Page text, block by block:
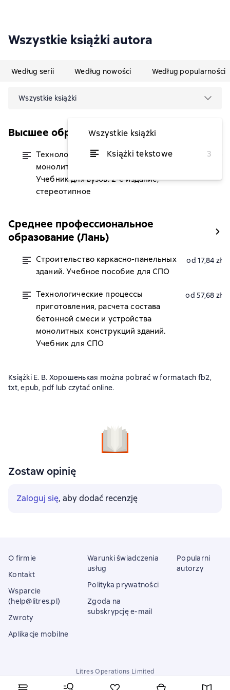
Wszystkie książki autora
Według serii Według nowości Według popularności
Wszystkie książki
Wszystkie książki
Książki tekstowe
3
Высшее образование (Лань)
Технологические процессы
монолитного строительства.
Учебник для вузов. 2-е издание,
стереотипное
od 46,98 zł
Среднее профессиональное
образование (Лань)
Строительство каркасно-панельных
зданий. Учебное пособие для СПО
od 17,84 zł
Технологические процессы
приготовления, расчета состава
бетонной смеси и устройства
монолитных конструкций зданий.
Учебник для СПО
od 57,68 zł
Książki Е. В. Хорошенькая można pobrać w formatach fb2,
txt, epub, pdf lub czytać online.
Zostaw opinię
Zaloguj się, aby dodać recenzję
O firmie
Kontakt
Wsparcie
(help@litres.pl)
Zwroty
Aplikacje mobilne
Warunki świadczenia
usług
Polityka prywatności
Zgoda na
subskrypcję e-mail
Popularni
autorzy
Litres Operations Limited